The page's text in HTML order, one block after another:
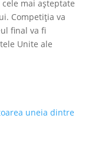
mai așteptate
Competiția va
final va fi
Unite ale